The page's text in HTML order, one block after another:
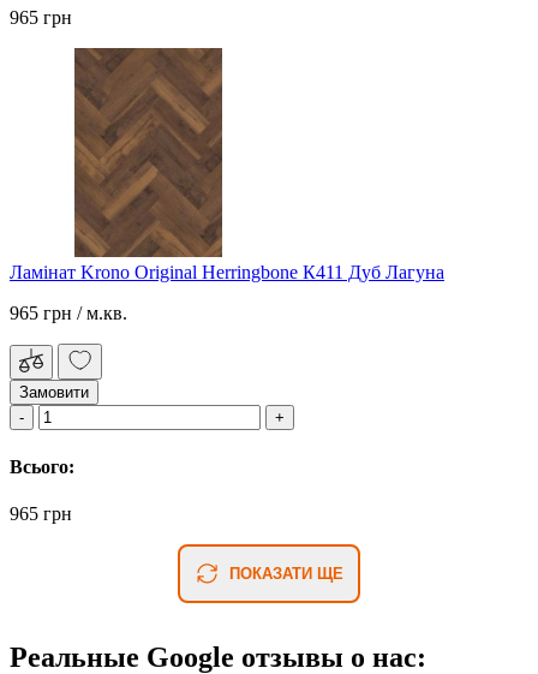
965 грн
Ламінат Krono Original Herringbone К411 Дуб Лагуна
965 грн / м.кв.
Замовити
Всього:
965 грн
ПОКАЗАТИ ЩЕ
Реальные Google отзывы о нас: